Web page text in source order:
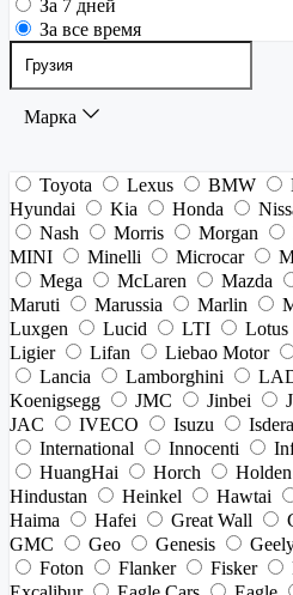
За 7 дней
За все время
Марка
Toyota Lexus BMW
Hyundai
Kia Honda
Nash
Morris Morgan
MINI
Minelli Microcar
Mega
McLaren Mazda
Maruti
Marussia Marlin
Luxgen
Lucid LTI Lotus
Ligier
Lifan Liebao Motor
Lancia
Lamborghini
Koenigsegg
JMC Jinbei
JAC
IVECO Isuzu Isdera
International
Innocenti
HuangHai
Horch Holden
Hindustan
Heinkel Hawtai
Haima
Hafei Great Wall
GMC
Geo Genesis
Foton
Flanker Fisker